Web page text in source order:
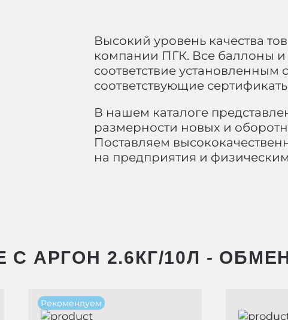
Высокий уровень качества
компании ПГК. Все баллоны и
соответствие установленным
соответствующие
В нашем каталоге
размерности новых и
Поставляем
на предприятия и
АРГОН 2.6КГ/10Л -
Рекомендуем